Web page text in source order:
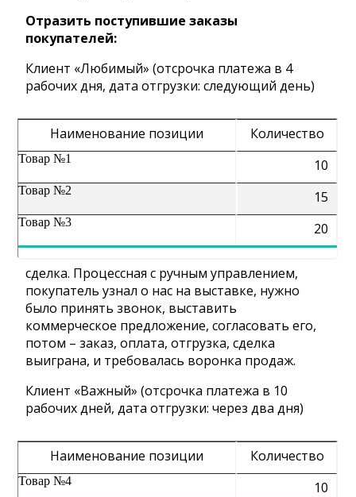
Отразить поступившие заказы
покупателей:
Клиент «Любимый» (отсрочка платежа в 4
рабочих дня, дата отгрузки: следующий день)
Наименование позиции Количество
Товар №1 10
Товар №2 15
Товар №3 20
сделка. Процессная с ручным управлением,
покупатель узнал о нас на выставке, нужно
было принять звонок, выставить
коммерческое предложение, согласовать его,
потом – заказ, оплата, отгрузка, сделка
выиграна, и требовалась воронка продаж.
Клиент «Важный» (отсрочка платежа в 10
рабочих дней, дата отгрузки: через два дня)
Наименование позиции Количество
Товар №4 10